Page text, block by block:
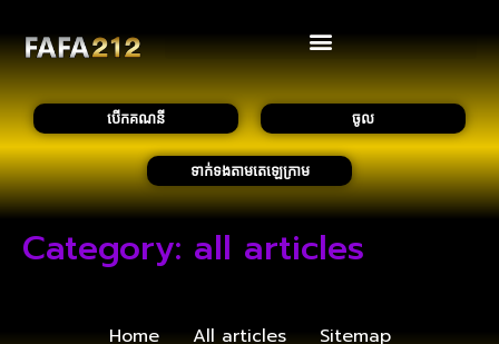
បើកគណនី ចូល
ទាក់ទងតាមតេឡេក្រាម
Category: all articles
Home All articles Sitemap